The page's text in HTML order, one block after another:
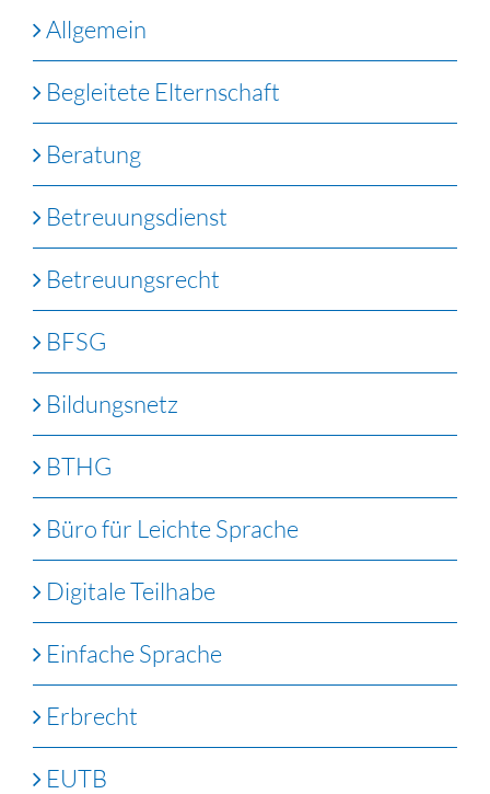
Allgemein
Begleitete Elternschaft
Beratung
Betreuungsdienst
Betreuungsrecht
BFSG
Bildungsnetz
BTHG
Büro für Leichte Sprache
Digitale Teilhabe
Einfache Sprache
Erbrecht
EUTB